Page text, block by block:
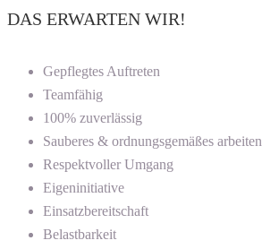
DAS ERWARTEN WIR!
Gepflegtes Auftreten
Teamfähig
100% zuverlässig
Sauberes & ordnungsgemäßes arbeiten
Respektvoller Umgang
Eigeninitiative
Einsatzbereitschaft
Belastbarkeit